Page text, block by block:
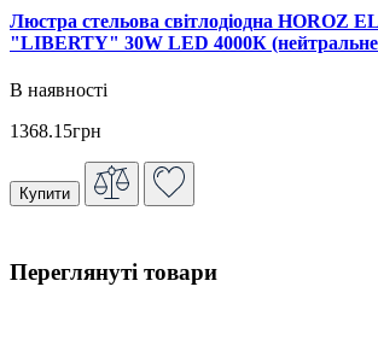
Люстра стельова світлодіодна HOROZ
"LIBERTY" 30W LED 4000К (нейтральне
В наявності
1368.15грн
Купити
Переглянуті товари